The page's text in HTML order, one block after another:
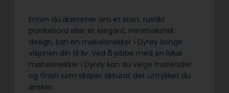
Enten du drømmer om et stort, rustikt
plankebord eller et elegant, minimalistisk
design, kan en møbelsnekker i Dyrøy bringe
visjonen din til liv. Ved å jobbe med en lokal
møbelsnekker i Dyrøy kan du velge materialer
og finish som skaper akkurat det uttrykket du
ønsker.